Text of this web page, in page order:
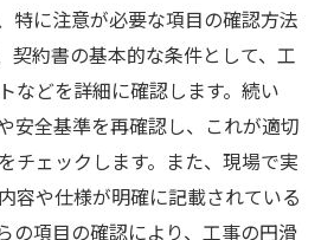
特に注意が必要な項目の確認方法
契約書の基本的な条件として、工
などを詳細に確認します。続い
安全基準を再確認し、これが適切
チェックします。また、現場で実
容や仕様が明確に記載されている
の項目の確認により、工事の円滑